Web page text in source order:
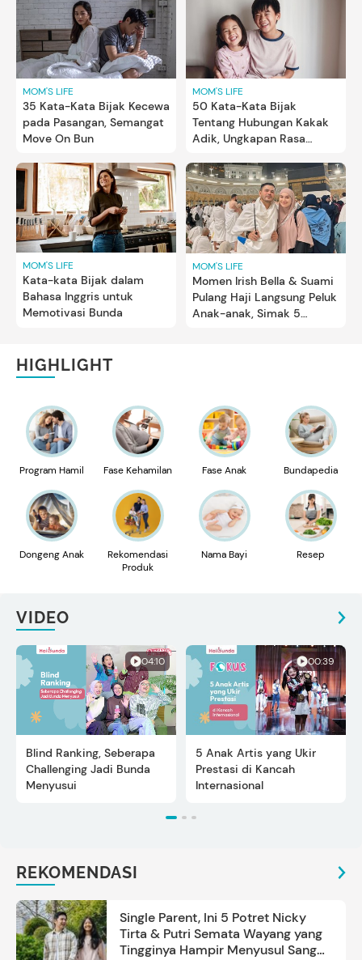
MOM'S LIFE
35 Kata-Kata Bijak Kecewa
pada Pasangan, Semangat
Move On Bun
MOM'S LIFE
50 Kata-Kata Bijak
Tentang Hubungan Kakak
Adik, Ungkapan Rasa
MOM'S LIFE
Kata-kata Bijak dalam
Bahasa Inggris untuk
Memotivasi Bunda
MOM'S LIFE
Momen Irish Bella & Suami
Pulang Haji Langsung Peluk
Anak-anak, Simak 5
HIGHLIGHT
Program Hamil Fase Kehamilan Fase Anak Bundapedia
Dongeng Anak
Rekomendasi
Produk
Nama Bayi Resep
VIDEO
04:10
Blind Ranking, Seberapa
Challenging Jadi Bunda
Menyusui
00:39
5 Anak Artis yang Ukir
Prestasi di Kancah
Internasional
REKOMENDASI
Single Parent, Ini 5 Potret Nicky
Tirta & Putri Semata Wayang yang
Tingginya Hampir Menyusul Sang